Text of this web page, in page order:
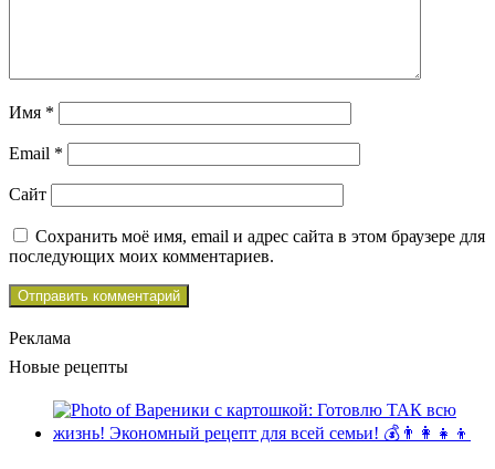
Имя *
Email *
Сайт
Сохранить моё имя, email и адрес сайта в этом браузере для
последующих моих комментариев.
Реклама
Новые рецепты